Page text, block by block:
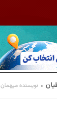
نویسنده میهمان